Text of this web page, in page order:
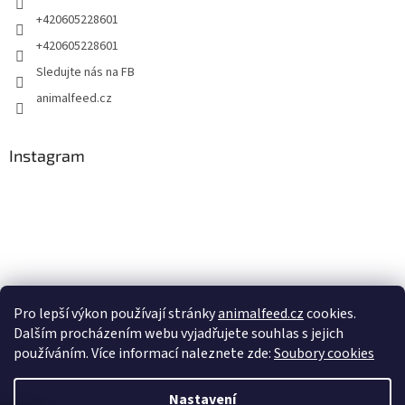
Pro lepší výkon používají stránkyanimalfeed.czcookies.
Dalším procházením webu vyjadřujete souhlas s jejich
používáním. Více informací naleznete zde:Soubory cookies
Nastavení
+420605228601
+420605228601
Sledujte nás na FB
animalfeed.cz
Instagram
Sledovat na Instagramu